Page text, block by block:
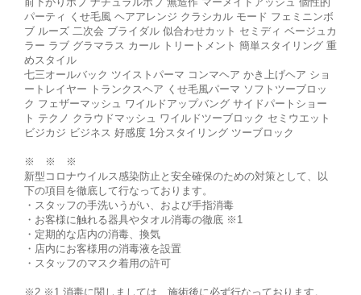
パーティ くせ毛風 ヘアアレンジ クラシカル モード フェミニンボ
ブ ルーズ 二次会 ブライダル 似合わせカット セミディ ベージュカ
ラー ラブ グラマラス カール トリートメント 簡単スタイリング 重
めスタイル
七三オールバック ツイストパーマ コンマヘア かき上げヘア ショ
ートレイヤー トランクスヘア くせ毛風パーマ ソフトツーブロッ
ク フェザーマッシュ ワイルドアップバング サイドパートショー
ト テクノ クラウドマッシュ ワイルドツーブロック セミウエット
ビジカジ ビジネス 好感度 1分スタイリング ツーブロック
※ ※ ※
新型コロナウイルス感染防止と安全確保のための対策として、以
下の項目を徹底して行なっております。
・スタッフの手洗いうがい、および手指消毒
・お客様に触れる器具やタオル消毒の徹底 ※1
・定期的な店内の消毒、換気
・店内にお客様用の消毒液を設置
・スタッフのマスク着用の許可
※2 ※1 消毒に関しましては、施術後に必ず行なっております。